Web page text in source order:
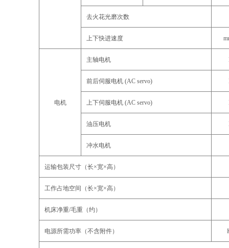
去火花光磨次数
上下快进速度
电机
主轴电机
前后伺服电机(AC servo)
上下伺服电机(AC servo)
油压电机
冲水电机
运输包装尺寸（长×宽×高）
工作占地空间（长×宽×高）
机床净重/毛重（约）
电源所需功率（不含附件）